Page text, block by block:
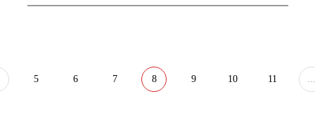
贝尔市、乌兰察布市等多个盟市文化和旅游局积极响应
5 6 7 8 9 10 11 ...